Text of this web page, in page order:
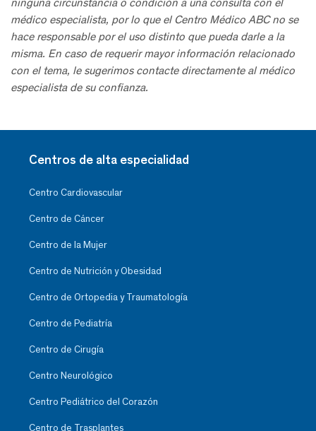
médico especialista, por lo que el Centro Médico ABC no se
hace responsable por el uso distinto que pueda darle a la
misma. En caso de requerir mayor información relacionado
con el tema, le sugerimos contacte directamente al médico
especialista de su confianza.
Centros de alta especialidad
Centro Cardiovascular
Centro de Cáncer
Centro de la Mujer
Centro de Nutrición y Obesidad
Centro de Ortopedia y Traumatología
Centro de Pediatría
Centro de Cirugía
Centro Neurológico
Centro Pediátrico del Corazón
Centro de Trasplantes